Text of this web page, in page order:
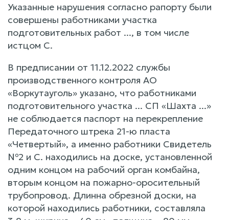
Указанные нарушения согласно рапорту были
совершены работниками участка
подготовительных работ ..., в том числе
истцом С.
В предписании от 11.12.2022 службы
производственного контроля АО
«Воркутауголь» указано, что работниками
подготовительного участка ... СП «Шахта ...»
не соблюдается паспорт на перекрепление
Передаточного штрека 21-ю пласта
«Четвертый», а именно работники Свидетель
№2 и С. находились на доске, установленной
одним концом на рабочий орган комбайна,
вторым концом на пожарно-оросительный
трубопровод. Длинна обрезной доски, на
которой находились работники, составляла